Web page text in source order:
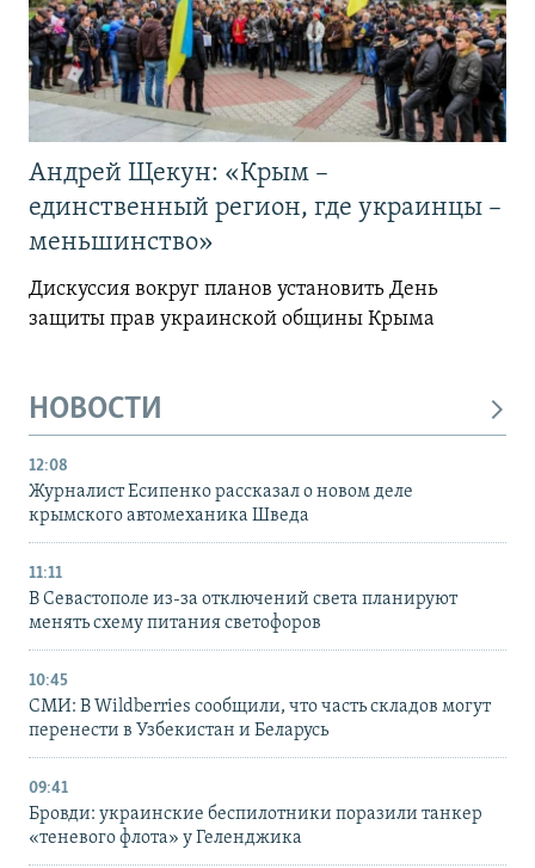
Андрей Щекун: «Крым –
единственный регион, где украинцы –
меньшинство»
Дискуссия вокруг планов установить День
защиты прав украинской общины Крыма
НОВОСТИ
12:08
Журналист Есипенко рассказал о новом деле
крымского автомеханика Шведа
11:11
В Севастополе из-за отключений света планируют
менять схему питания светофоров
10:45
СМИ: В Wildberries сообщили, что часть складов могут
перенести в Узбекистан и Беларусь
09:41
Бровди: украинские беспилотники поразили танкер
«теневого флота» у Геленджика